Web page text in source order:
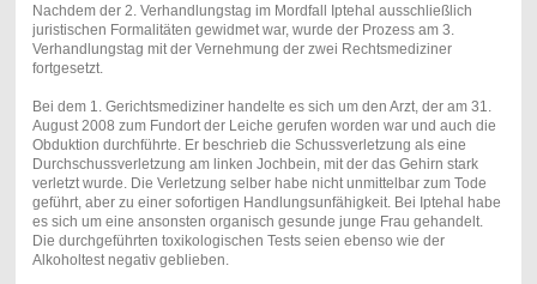
Nachdem der 2. Verhandlungstag im Mordfall Iptehal ausschließlich
juristischen Formalitäten gewidmet war, wurde der Prozess am 3.
Verhandlungstag mit der Vernehmung der zwei Rechtsmediziner
fortgesetzt.
Bei dem 1. Gerichtsmediziner handelte es sich um den Arzt, der am 31.
August 2008 zum Fundort der Leiche gerufen worden war und auch die
Obduktion durchführte. Er beschrieb die Schussverletzung als eine
Durchschussverletzung am linken Jochbein, mit der das Gehirn stark
verletzt wurde. Die Verletzung selber habe nicht unmittelbar zum Tode
geführt, aber zu einer sofortigen Handlungsunfähigkeit. Bei Iptehal habe
es sich um eine ansonsten organisch gesunde junge Frau gehandelt.
Die durchgeführten toxikologischen Tests seien ebenso wie der
Alkoholtest negativ geblieben.